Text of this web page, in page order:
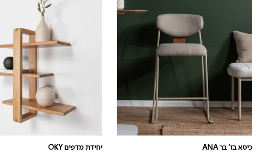
כיסא בז' בר ANA יחידת מדפים OKY